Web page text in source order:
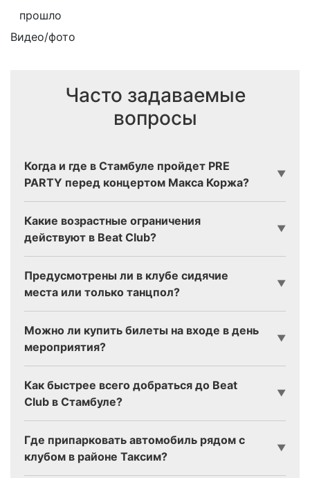
прошло
Видео/фото
Часто задаваемые
вопросы
Когда и где в Стамбуле пройдет PRE
PARTY перед концертом Макса Коржа?
▼
Какие возрастные ограничения
действуют в Beat Club?
▼
Предусмотрены ли в клубе сидячие
места или только танцпол?
▼
Можно ли купить билеты на входе в день
мероприятия?
▼
Как быстрее всего добраться до Beat
Club в Стамбуле?
▼
Где припарковать автомобиль рядом с
клубом в районе Таксим?
▼